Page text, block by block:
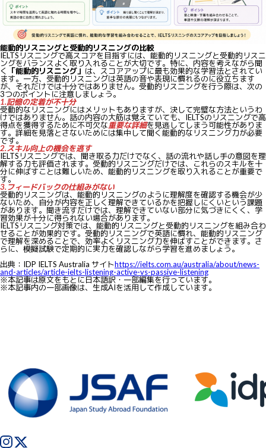
能動的リスニングと受動的リスニングの比較
IELTSリスニングで高スコアを目指すには、能動的リスニングと受動的リスニ
ングをバランスよく取り入れることが大切です。特に、内容を考えながら聞
く
「能動的リスニング」 は、スコアアップに最も効果的な学習法とされてい
ます。一方、受動的リスニングは英語の音や表現に慣れるのに役立ちます
が、それだけでは十分ではありません。受動的リスニングを行う際は、次の
3つのポイントに注意しましょう。
1.記憶の定着が不十分
受動的なリスニングにはメリットもありますが、決して完璧な方法というわ
けではありません。話の内容の大筋は覚えていても、IELTSのリスニングで高
得点を獲得するために不可欠な重要な詳細を見逃してしまう可能性がありま
す。詳細を見落とさないためには集中して聞く能動的なリスニング力が必要
です。
2.スキル向上の機会を逃す
IELTSリスニングでは、聞き取る力だけでなく、話の流れや話し手の意図を理
解する力も評価されます。受動的リスニングだけでは、これらのスキルを十
分に伸ばすことは難しいため、能動的リスニングを取り入れることが重要で
す。
3.フィードバックの仕組みがない
受動的リスニングは、能動的リスニングのように理解度を確認する機会が少
ないため、自分が内容を正しく理解できているかを把握しにくいという課題
があります。聞き流すだけでは、理解できていない部分に気づきにくく、学
習効果が十分に得られない場合があります。
IELTSリスニング対策では、能動的リスニングと受動的リスニングを組み合わ
せることが効果的です。受動的リスニングで英語に慣れ、能動的リスニング
で理解を深めることで、効率よくリスニング力を伸ばすことができます。さ
らに、模擬試験で定期的に実力を確認しながら学習を進めましょう。
出典：IDP IELTS Australia サイトhttps://ielts.com.au/australia/about/news-
and-articles/article-ielts-listening-active-vs-passive-listening
※本記事は原文をもとに日本語訳・一部編集を行っています。
※本記事内の一部画像は、生成AIを活用して作成しています。